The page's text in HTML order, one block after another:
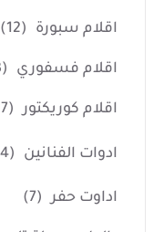
اقلام سبورة White Board (12)
اقلام فسفوري (3)
اقلام كوريكتور (7)
ادوات الفنانين (14)
اداوت حفر (7)